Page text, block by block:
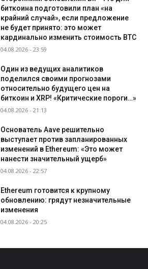
биткоина подготовили план «на
крайний случай», если предложение
не будет принято: это может
кардинально изменить стоимость BTC
04.08.2026 - 23:59
Один из ведущих аналитиков
поделился своими прогнозами
относительно будущего цен на
биткоин и XRP! «Критические пороги…»
04.08.2026 - 21:13
Основатель Aave решительно
выступает против запланированных
изменений в Ethereum: «Это может
нанести значительный ущерб»
04.08.2026 - 22:57
Ethereum готовится к крупному
обновлению: грядут незначительные
изменения
04.08.2026 - 20:25